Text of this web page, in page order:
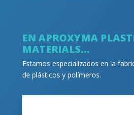
EN APROXYMA
MATERIALS…
Estamos especializados en la
de plásticos y polímeros.